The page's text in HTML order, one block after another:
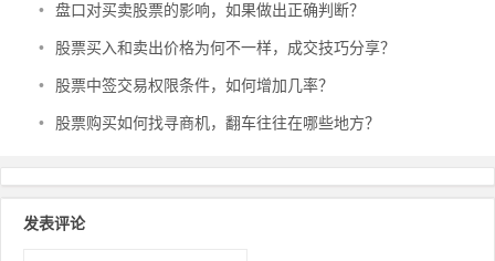
• 盘口对买卖股票的影响，如果做出正确判断？
• 股票买入和卖出价格为何不一样，成交技巧分享？
• 股票中签交易权限条件，如何增加几率？
• 股票购买如何找寻商机，翻车往往在哪些地方？
发表评论